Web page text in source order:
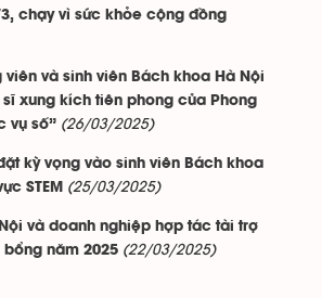
chạy vì sức khỏe cộng đồng
viên và sinh viên Bách khoa Hà Nội
xung kích tiên phong của Phong
vụ số” (26/03/2025)
kỳ vọng vào sinh viên Bách khoa
STEM (25/03/2025)
và doanh nghiệp hợp tác tài trợ
bổng năm 2025 (22/03/2025)